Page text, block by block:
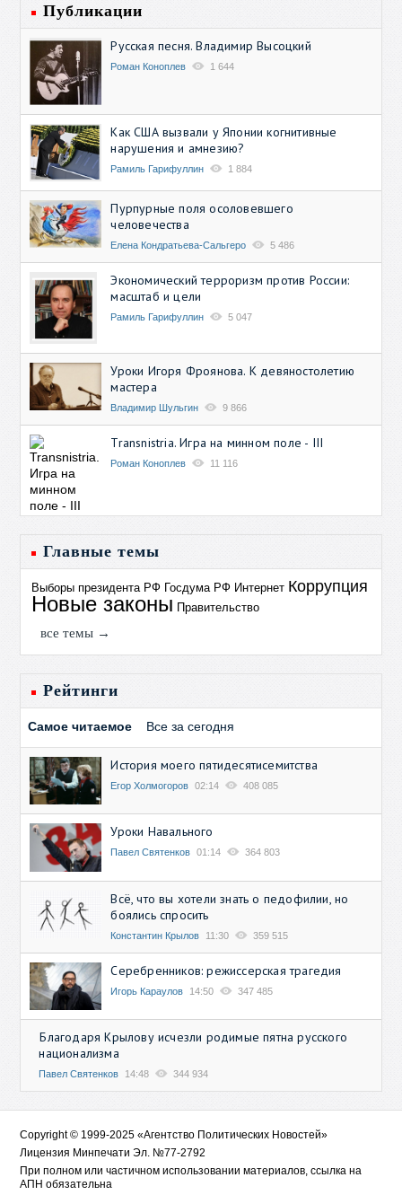
Публикации
Русская песня. Владимир Высоцкий
Роман Коноплев 1 644
Как США вызвали у Японии когнитивные
нарушения и амнезию?
Рамиль Гарифуллин 1 884
Пурпурные поля осоловевшего
человечества
Елена Кондратьева-Сальгеро 5 486
Экономический терроризм против России:
масштаб и цели
Рамиль Гарифуллин 5 047
Уроки Игоря Фроянова. К девяностолетию
мастера
Владимир Шульгин 9 866
Transnistria. Игра на минном поле - III
Роман Коноплев 11 116
Главные темы
Выборы президента РФ Госдума РФ Интернет Коррупция
Новые законы Правительство
все темы →
Рейтинги
Самое читаемое Все за сегодня
История моего пятидесятисемитства
Егор Холмогоров 02:14 408 085
Уроки Навального
Павел Святенков 01:14 364 803
Всё, что вы хотели знать о педофилии, но
боялись спросить
Константин Крылов 11:30 359 515
Серебренников: режиссерская трагедия
Игорь Караулов 14:50 347 485
Благодаря Крылову исчезли родимые пятна русского
национализма
Павел Святенков 14:48 344 934
Copyright © 1999-2025 «Агентство Политических Новостей»
Лицензия Минпечати Эл. №77-2792
При полном или частичном использовании материалов, ссылка на
АПН обязательна